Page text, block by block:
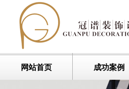
网站首页 成功案例